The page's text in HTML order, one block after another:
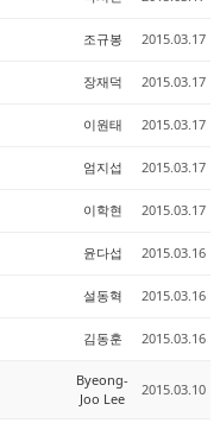
조규봉 2015.03.17
장재덕 2015.03.17
이원태 2015.03.17
엄지섭 2015.03.17
이학현 2015.03.17
윤다섭 2015.03.16
설동혁 2015.03.16
김동훈 2015.03.16
Byeong-
Joo Lee
2015.03.10